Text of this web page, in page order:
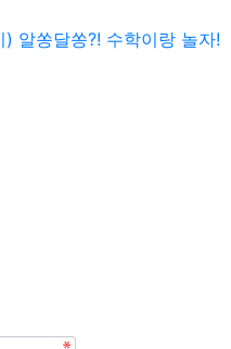
알쏭달쏭?! 수학이랑 놀자!